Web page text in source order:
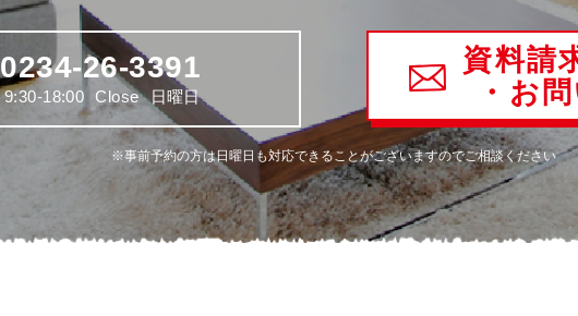
0234-26-3391
9:30-18:00 Close 日曜日
資料請
・お
※事前予約の方は日曜日も対応できることがございますのでご相談ください